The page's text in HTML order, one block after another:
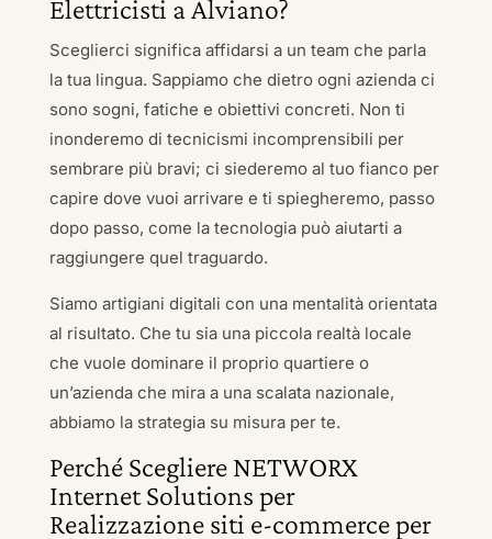
Elettricisti a Alviano?
Sceglierci significa affidarsi a un team che parla
la tua lingua. Sappiamo che dietro ogni azienda ci
sono sogni, fatiche e obiettivi concreti. Non ti
inonderemo di tecnicismi incomprensibili per
sembrare più bravi; ci siederemo al tuo fianco per
capire dove vuoi arrivare e ti spiegheremo, passo
dopo passo, come la tecnologia può aiutarti a
raggiungere quel traguardo.
Siamo artigiani digitali con una mentalità orientata
al risultato. Che tu sia una piccola realtà locale
che vuole dominare il proprio quartiere o
un’azienda che mira a una scalata nazionale,
abbiamo la strategia su misura per te.
Perché Scegliere NETWORX
Internet Solutions per
Realizzazione siti e-commerce per